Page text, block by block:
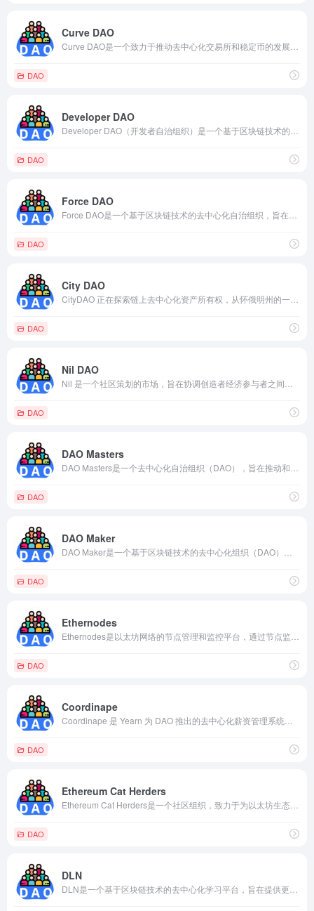
Curve DAO
DAO
Developer DAO
DAO
Force DAO
DAO
City DAO
DAO
Nil DAO
DAO
DAO Masters
DAO
DAO Maker
DAO
Ethernodes
DAO
Coordinape
DAO
Ethereum Cat Herders
DAO
DLN